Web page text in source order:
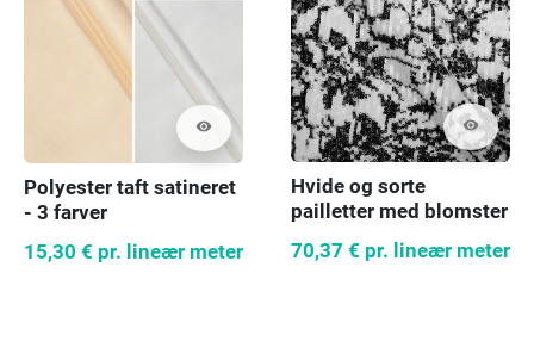
visibility
Polyester taft satineret
- 3 farver
15,30 € pr. lineær meter
visibility
Hvide og sorte
pailletter med blomster
70,37 € pr. lineær meter